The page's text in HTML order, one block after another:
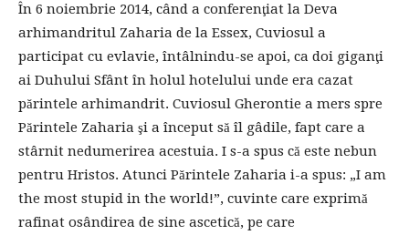
În 6 noiembrie 2014, când a conferenţiat la Deva
arhimandritul Zaharia de la Essex, Cuviosul a
participat cu evlavie, întâlnindu-se apoi, ca doi giganţi
ai Duhului Sfânt în holul hotelului unde era cazat
părintele arhimandrit. Cuviosul Gherontie a mers spre
Părintele Zaharia şi a început să îl gâdile, fapt care a
stârnit nedumerirea acestuia. I s-a spus că este nebun
pentru Hristos. Atunci Părintele Zaharia i-a spus: „I am
the most stupid in the world!”, cuvinte care exprimă
rafinat osândirea de sine ascetică, pe care